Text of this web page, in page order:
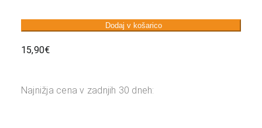
Dodaj v košarico
15,90€
Najnižja cena v zadnjih 30 dneh: